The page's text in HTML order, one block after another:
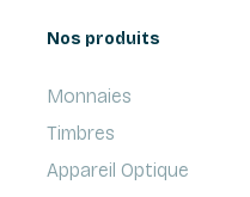
Nos produits
Monnaies
Timbres
Appareil Optique